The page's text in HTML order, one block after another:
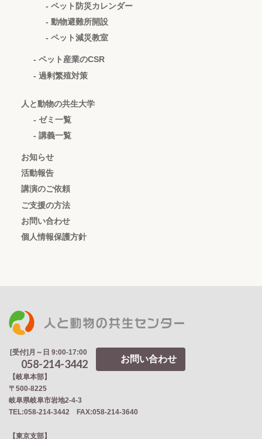
- ペット防災カレンダー
- 動物避難所開設
- ペット減災教室
- ペット産業のCSR
- 過剰繁殖対策
人と動物の共生大学
- ゼミ一覧
- 講義一覧
お知らせ
活動報告
講演のご依頼
ご支援の方法
お問い合わせ
個人情報保護方針
[受付]月～日 9:00-17:00
058-214-3442 お問い合わせ
【岐阜本部】
〒500-8225
岐阜県岐阜市岩地2‐4‐3
TEL:058-214-3442 FAX:058-214-3640
【東京支部】